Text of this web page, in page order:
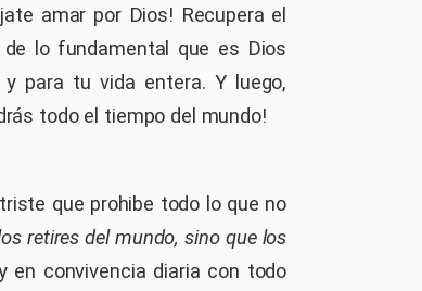
amar por Dios! Recupera el
lo fundamental que es Dios
para tu vida entera. Y luego,
todo el tiempo del mundo!
que prohibe todo lo que no
retires del mundo, sino que los
en convivencia diaria con todo